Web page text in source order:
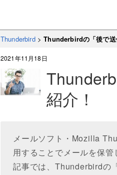
Thunderbird>Thunderbirdの「後で送
2021年11月18日
紹介！
メールソフト・Mozilla
用することでメールを保
記事では、Thunderbirdの